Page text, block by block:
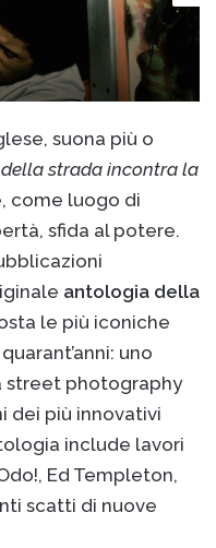
suona più o
della strada incontra la
come luogo di
sfida al potere.
antologia della
le più iconiche
uno
street photography
dei più innovativi
include lavori
Ed Templeton,
scatti di nuove